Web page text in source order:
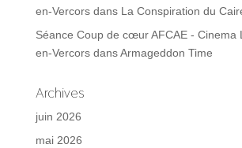
en-Vercorsdans La Conspiration du
Séance Coup de cœur AFCAE - Cinema
en-VercorsdansArmageddon Time
Archives
juin 2026
mai 2026